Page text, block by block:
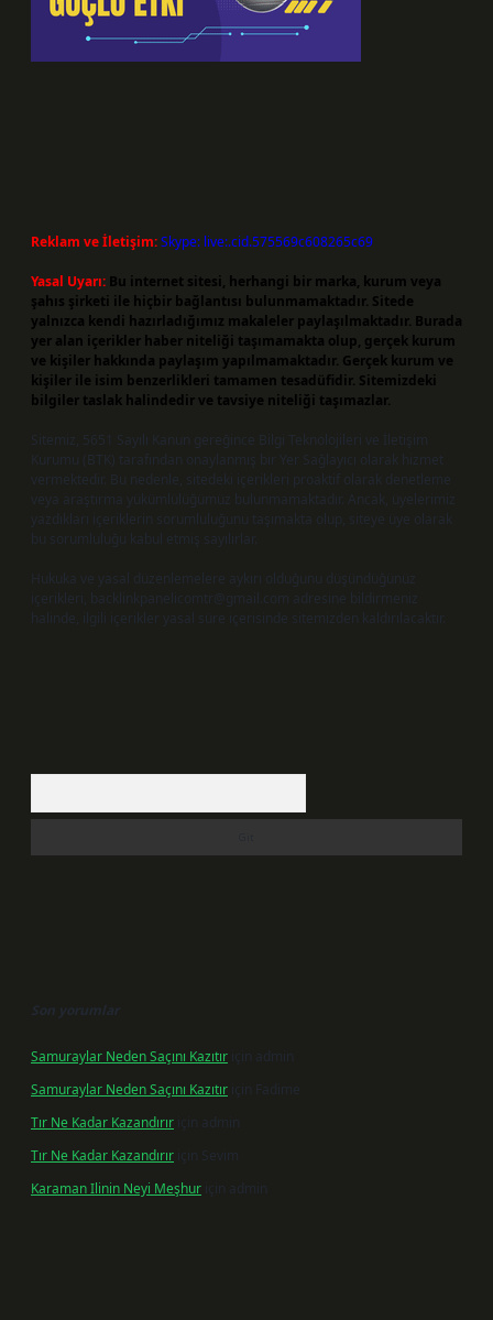
Reklam ve İletişim:Skype: live:.cid.575569c608265c69
Yasal Uyarı: Bu internet sitesi, herhangi bir marka, kurum veya
şahıs şirketi ile hiçbir bağlantısı bulunmamaktadır. Sitede
yalnızca kendi hazırladığımız makaleler paylaşılmaktadır. Burada
yer alan içerikler haber niteliği taşımamakta olup, gerçek kurum
ve kişiler hakkında paylaşım yapılmamaktadır. Gerçek kurum ve
kişiler ile isim benzerlikleri tamamen tesadüfidir. Sitemizdeki
bilgiler taslak halindedir ve tavsiye niteliği taşımazlar.
Sitemiz, 5651 Sayılı Kanun gereğince Bilgi Teknolojileri ve İletişim
Kurumu (BTK) tarafından onaylanmış bir Yer Sağlayıcı olarak hizmet
vermektedir. Bu nedenle, sitedeki içerikleri proaktif olarak denetleme
veya araştırma yükümlülüğümüz bulunmamaktadır. Ancak, üyelerimiz
yazdıkları içeriklerin sorumluluğunu taşımakta olup, siteye üye olarak
bu sorumluluğu kabul etmiş sayılırlar.
Hukuka ve yasal düzenlemelere aykırı olduğunu düşündüğünüz
içerikleri, backlinkpanelicomtr@gmail.com adresine bildirmeniz
halinde, ilgili içerikler yasal süre içerisinde sitemizden kaldırılacaktır.
Son yorumlar
Samuraylar Neden Saçını Kazıtır için
admin
Samuraylar Neden Saçını Kazıtır için
Fadime
Tır Ne Kadar Kazandırır için
admin
Tır Ne Kadar Kazandırır için Sevim
Karaman Ilinin Neyi Meşhur için admin